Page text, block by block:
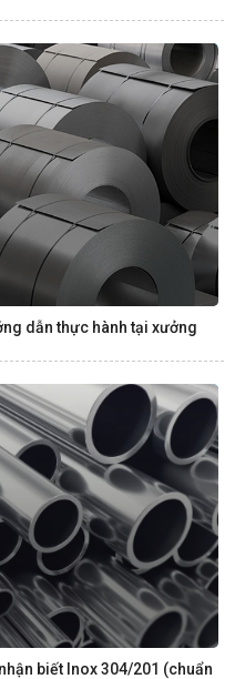
dẫn thực hành tại xưởng
biết Inox 304/201 (chuẩn